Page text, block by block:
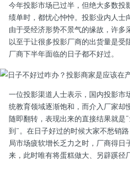
今年投影市场已过半，但绝大多数投
绩单时，都忧心忡忡。投影业内人士
由于受经济形势不景气的缘故，许多
以至于让很多投影厂商的出货量是受
厂商下半年面临的日子都不好过。
一位投影渠道人士表示，国内投影市
统教育领域逐渐饱和，而介入厂家却
随即翻转，表现出来的直接结果就是
到”。在日子好过的时候大家不愁销
局市场疲软增长乏力之时，厂商得日
来，此时唯有将蛋糕做大、另辟蹊径